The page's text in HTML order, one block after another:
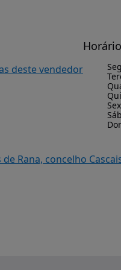
deste vendedor
Rana, concelho